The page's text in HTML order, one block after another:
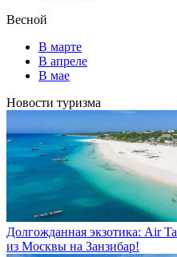
Весной
В марте
В апреле
В мае
Новости туризма
Долгожданная экзотика: Air
из Москвы на Занзибар!